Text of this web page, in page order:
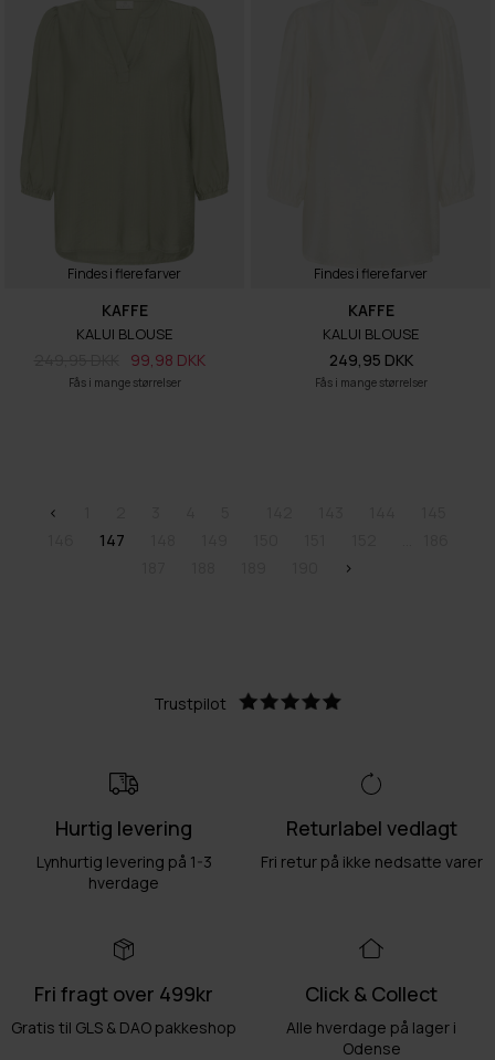
Findes i flere farver
Fås i mange størrelser
KAFFE
KALUI BLOUSE
99,98 DKK
Findes i flere farver
Fås i mange størrelser
KAFFE
KALUI BLOUSE
249,95 DKK
<
147
>
Trustpilot
Hurtig levering
Lynhurtig levering på 1-3
hverdage
Returlabel vedlagt
Fri retur på ikke nedsatte varer
Fri fragt over 499kr
Gratis til GLS & DAO pakkeshop
Click & Collect
Alle hverdage på lager i
Odense